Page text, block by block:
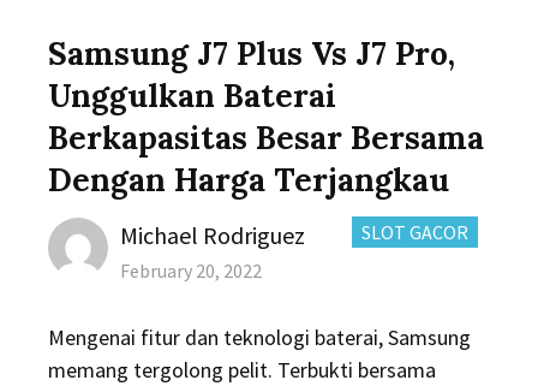
Samsung J7 Plus Vs J7 Pro,
Unggulkan Baterai
Berkapasitas Besar Bersama
Dengan Harga Terjangkau
CATEGORIES:
SLOT GACOR
Author
Michael Rodriguez
Posted
February 20, 2022
Mengenai fitur dan teknologi baterai, Samsung
memang tergolong pelit. Terbukti bersama